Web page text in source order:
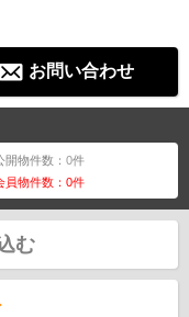
お問い合わせ
開物件数：0件
員物件数：0件
む